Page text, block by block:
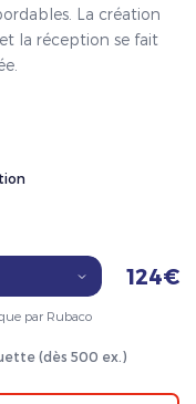
La création
la réception se fait
124€
par Rubaco
(dès 500 ex.)